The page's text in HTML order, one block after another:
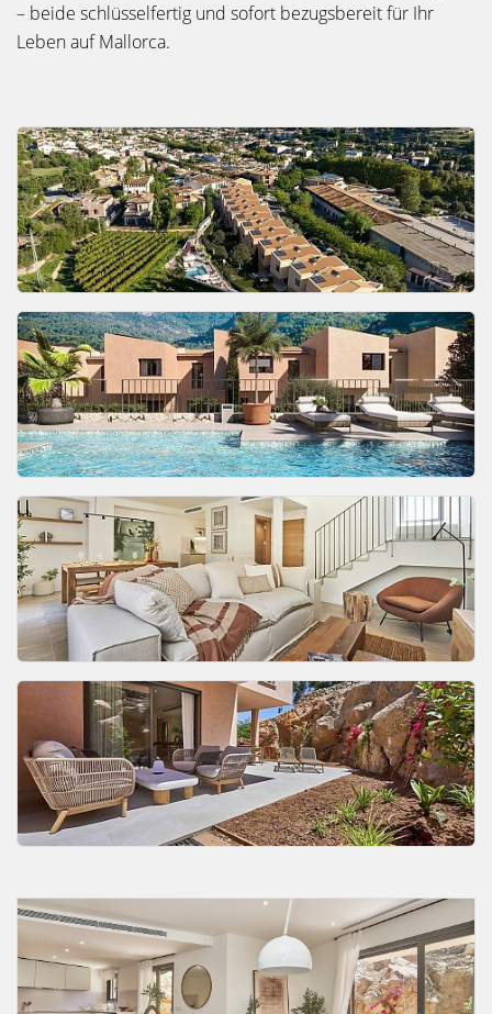
– beide schlüsselfertig und sofort bezugsbereit für Ihr
Leben auf Mallorca.